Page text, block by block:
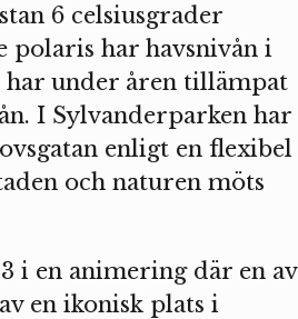
6 celsiusgrader
har havsnivån i
har under åren tillämpat
I Sylvanderparken har
enligt en flexibel
och naturen möts
i en animering där en av
en ikonisk plats i